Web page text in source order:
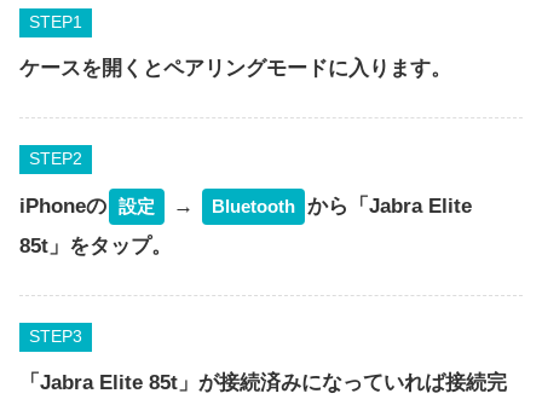
STEP
ケースを開くとペアリングモードに入ります。
STEP
iPhoneの 設定 → Bluetooth から「Jabra Elite
85t」をタップ。
STEP
「Jabra Elite 85t」が接続済みになっていれば接続完